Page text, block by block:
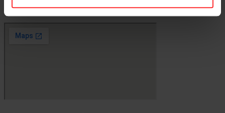
Chega da forma mais rápida ao teu ginásio Element